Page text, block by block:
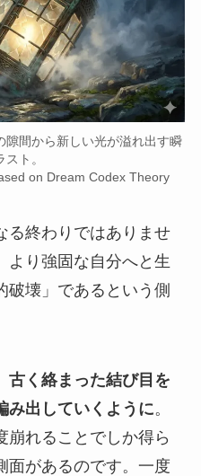
間から新しい光が溢れ出す瞬
スト。
on Dream Codex Theory
る終わりではありませ
より強固な自分へと生
破壊」であるという側
古く絡まった結び目を
み出していくように。
崩れることでしか得ら
面があるのです。一度